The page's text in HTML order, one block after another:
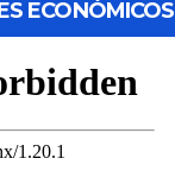
ECONÓMICOS